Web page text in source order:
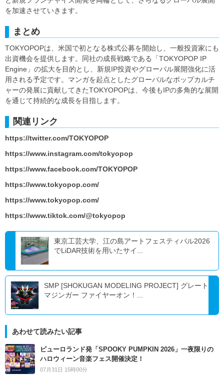
を加速させていきます。
まとめ
TOKYOPOPは、米国で初となる株式公募を開始し、一般投資家にも
出資機会を提供します。同社の成長戦略である「TOKYOPOP IP
Engine」の拡大を目的とし、新規IP投資やグローバル展開強化に活
用される予定です。マンガを起点としたグローバルなポップカルチ
ャーの発展に貢献してきたTOKYOPOPは、今後もIPの多角的な展開
を通じて持続的な成長を目指します。
関連リンク
https://twitter.com/TOKYOPOP
https://www.instagram.com/tokyopop
https://www.facebook.com/TOKYOPOP
https://www.tokyopop.com/
https://www.tokyopop.com/
https://www.tiktok.com/@tokyopop
東京工芸大学、江の島アートフェスティバル2026
でLiDAR技術を用いたサイ...
SMP [SHOKUGAN MODELING PROJECT] グレート
マジンガー ファイヤーオン！...
あわせて読みたい記事
ピューロランド発「SPOOKY PUMPKIN 2026」一夜限りの
ハロウィーン音楽フェス開催決定！
07月31日 15時00分